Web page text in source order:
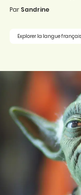
Par Sandrine
Explorer la langue